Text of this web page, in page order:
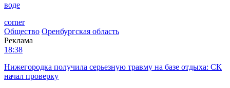
воде
corner
Общество Оренбургская область
Реклама
18:38
Нижегородка получила серьезную травму на базе отдыха: СК
начал проверку